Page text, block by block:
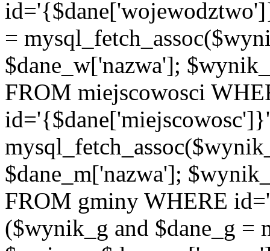
=
$dane_w['nazwa'];
FROM miejscowosci
$dane_m['nazwa'];
FROM gminy WHERE
($wynik_g and $dane_g =